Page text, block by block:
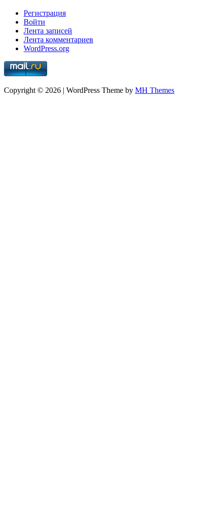
Регистрация
Войти
Лента записей
Лента комментариев
WordPress.org
Copyright © 2026 | WordPress Theme by MH Themes